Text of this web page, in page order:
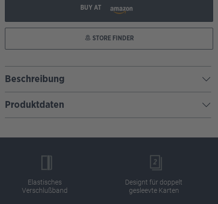
BUY AT
STORE FINDER
Beschreibung
Produktdaten
Elastisches
Verschlußband
Designt für doppelt
gesleevte Karten